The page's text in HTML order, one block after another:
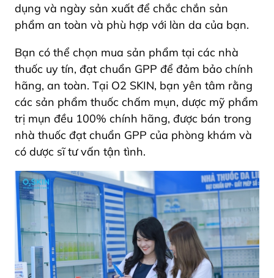
dụng và ngày sản xuất để chắc chắn sản
phẩm an toàn và phù hợp với làn da của bạn.
Bạn có thể chọn mua sản phẩm tại các nhà
thuốc uy tín, đạt chuẩn GPP để đảm bảo chính
hãng, an toàn. Tại O2 SKIN, bạn yên tâm rằng
các sản phẩm thuốc chấm mụn, dược mỹ phẩm
trị mụn đều 100% chính hãng, được bán trong
nhà thuốc đạt chuẩn GPP của phòng khám và
có dược sĩ tư vấn tận tình.